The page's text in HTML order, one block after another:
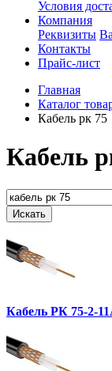
Условия
Компания
Реквизиты
Контакты
Прайс-лист
Главная
Каталог
Кабель рк 75
Кабель
Кабель РК 75-2-